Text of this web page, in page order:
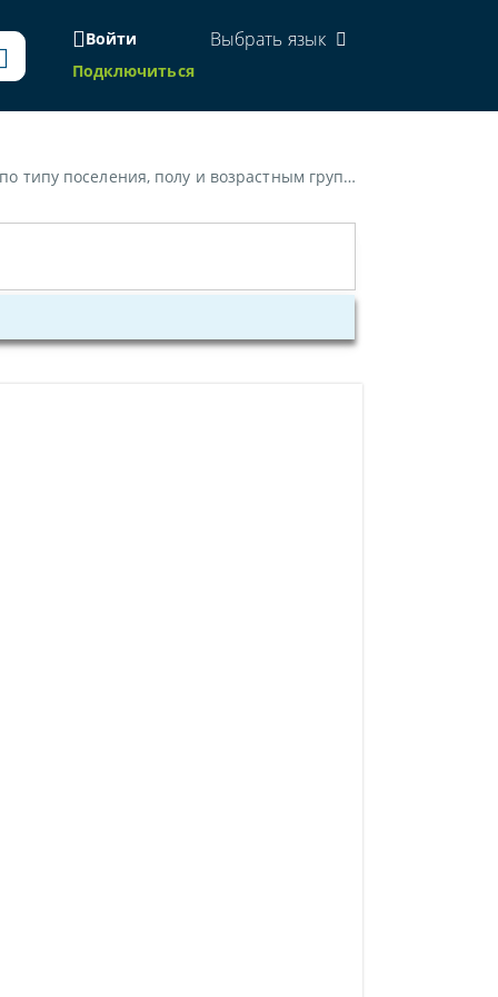
Войти
Подключиться
Выбрать язык
и возрастным группам (на начало года; человек)"»